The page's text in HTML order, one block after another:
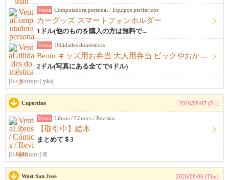
Venta Computadora personal / Equipos periféricos
カーグッズ スマートフォンホルダー
1ドル(他のものを購入の方は無料で...
Venta Utilidades domésticas
Bento キッズ用お弁当 大人用弁当 ピックやおかずカップ他
2ドル(写真にある全てで4ドル)
[Registrant] ykk
Cupertino 2026/08/07 (Fri)
Venta Libros / Cómics / Revistas
【取引中】絵本
まとめて＄3
[Registrant] R
Wast San Jose 2026/08/06 (Thu)